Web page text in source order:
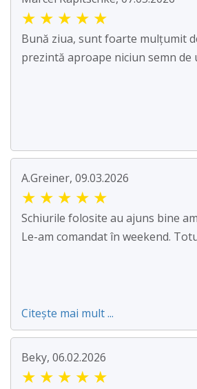
★ ★ ★ ★ ★
Bună ziua, sunt foarte mulțumit
prezintă aproape niciun semn de
A.Greiner, 09.03.2026
★ ★ ★ ★ ★
Schiurile folosite au ajuns bine
Le-am comandat în weekend.
Citește mai mult ...
Beky, 06.02.2026
★ ★ ★ ★ ★